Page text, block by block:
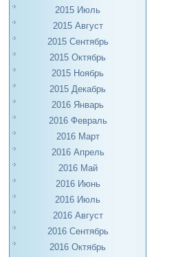
2015 Июль
2015 Август
2015 Сентябрь
2015 Октябрь
2015 Ноябрь
2015 Декабрь
2016 Январь
2016 Февраль
2016 Март
2016 Апрель
2016 Май
2016 Июнь
2016 Июль
2016 Август
2016 Сентябрь
2016 Октябрь